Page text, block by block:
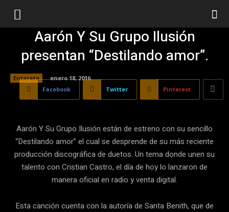
Aarón Y Su Grupo Ilusión
presentan “Destilando amor”.
Enterate
enero 18, 2016
Facebook
Twitter Pinterest
Aarón Y Su Grupo Ilusión están de estreno con su sencillo
“Destilando amor” el cual se desprende de su más reciente
producción discográfica de duetos. Un tema donde unen su
talento con Cristian Castro, el día de hoy lo lanzaron de
manera oficial en radio y venta digital.
Esta canción cuenta con la autoría de Santa Benith, que de